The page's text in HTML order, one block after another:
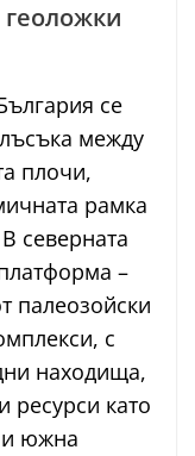
се
между
плочи,
рамка
северната
–
палеозойски
с
находища,
ресурси като
и южна